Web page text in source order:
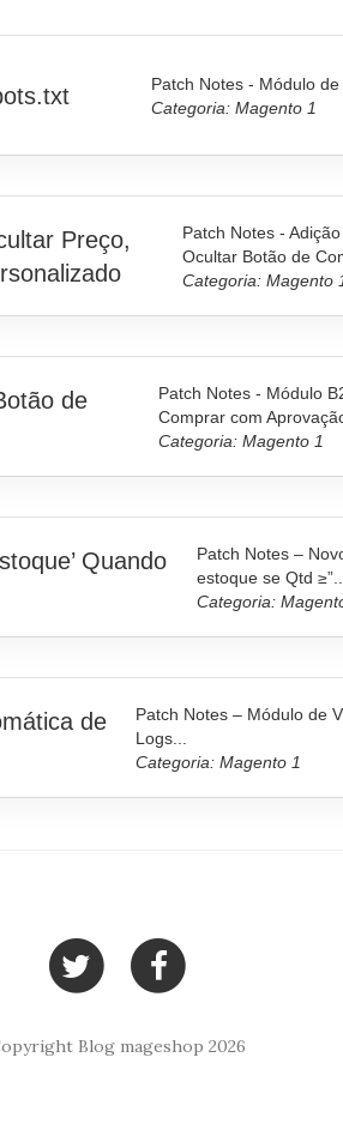
Patch Notes - Módulo
Categoria: Magento 1
Preço,
Patch Notes -
Ocultar Botão de
Categoria: Magento
de
Patch Notes - Módulo
Comprar com
Categoria: Magento 1
Quando
Patch Notes –
estoque se Qtd ≥”...
Categoria:
de
Patch Notes – Módulo de
Logs...
Categoria: Magento 1
Blog mageshop 2026